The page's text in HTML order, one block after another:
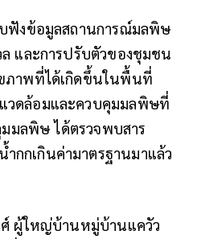
ฟังข้อมูลสถานการณ์มลพิษ
และการปรับตัวของชุมชน
ภาพที่ได้เกิดขึ้นในพื้นที่
วดล้อมและควบคุมมลพิษที่
มมลพิษ ได้ตรวจพบสาร
กกเกินค่ามาตรฐานมาแล้ว
ผู้ใหญ่บ้านหมู่บ้านแควัว